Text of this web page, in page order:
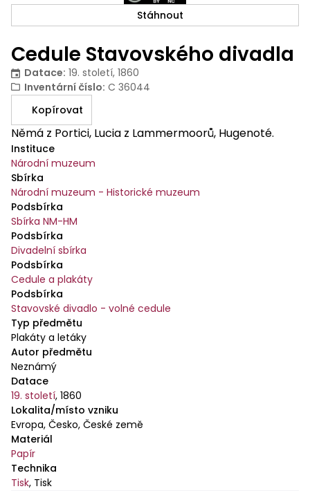
Cedule Stavovského divadla
Datace: 19. století, 1860
Inventární číslo: C 36044
Kopírovat
Němá z Portici, Lucia z Lammermoorů, Hugenoté.
Instituce
Národní muzeum
Sbírka
Národní muzeum - Historické muzeum
Podsbírka
Sbírka NM-HM
Podsbírka
Divadelní sbírka
Podsbírka
Cedule a plakáty
Podsbírka
Stavovské divadlo - volné cedule
Typ předmětu
Plakáty a letáky
Autor předmětu
Neznámý
Datace
19. století, 1860
Lokalita/místo vzniku
Evropa, Česko, České země
Materiál
Papír
Technika
Tisk, Tisk
Stáhnout